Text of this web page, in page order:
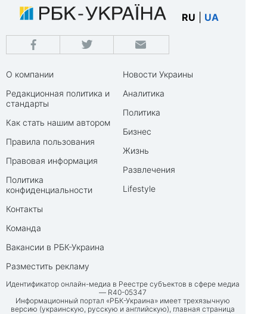
RU UA
О компании
Редакционная политика и
стандарты
Как стать нашим автором
Правила пользования
Правовая информация
Политика
конфиденциальности
Контакты
Команда
Вакансии в РБК-Украина
Разместить рекламу
Новости Украины
Аналитика
Политика
Бизнес
Жизнь
Развлечения
Lifestyle
Идентификатор онлайн-медиа в Реестре субъектов в сфере медиа
— R40-05347
Информационный портал «РБК-Украина» имеет трехязычную
версию (украинскую, русскую и английскую), главная страница